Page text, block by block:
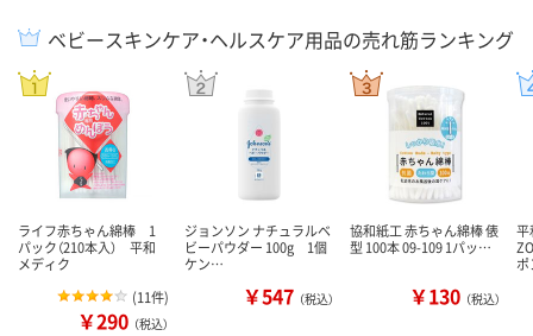
ベビースキンケア・ヘルスケア用品の売れ筋ランキング
ライフ赤ちゃん綿棒 1
パック（210本入） 平和
メディク
(11件)
￥290 （税込）
ジョンソン ナチュラルベ
ビーパウダー 100g 1個
ケン…
￥547 （税込）
協和紙工 赤ちゃん綿棒 俵
型 100本 09-109 1パッ…
￥130 （税込）
平